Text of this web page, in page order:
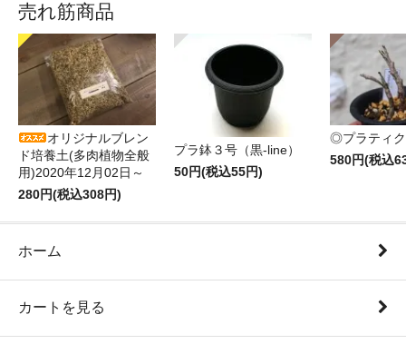
売れ筋商品
オリジナルブレン
ド培養土(多肉植物全般
用)2020年12月02日～
280円(税込308円)
プラ鉢３号（黒-line）
50円(税込55円)
◎プラティ
580円(税込
ホーム
カートを見る